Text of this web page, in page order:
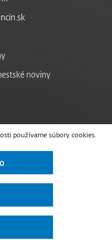
používame súbory cookies.
noviny